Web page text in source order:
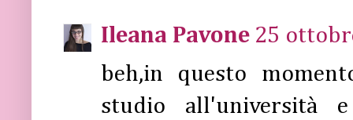
Ileana Pavone 25
beh,in questo
studio all'università